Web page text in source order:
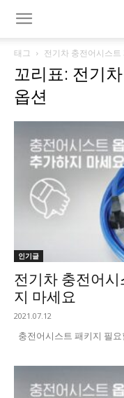
태그 전기차 충전어시스트
꼬리표: 전기
옵션
인기글
전기차 충전어
지 마세요
2021.07.12
충전어시스트 패키지 필